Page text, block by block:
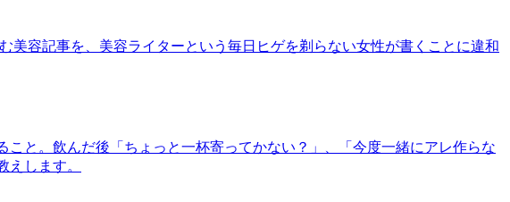
美容記事を、美容ライターという毎日ヒゲを剃らない女性が書くことに違和
と。飲んだ後「ちょっと一杯寄ってかない？」、「今度一緒にアレ作らな
します。